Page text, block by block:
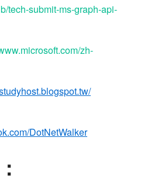
tech-submit-ms-graph-api-
zh-
DotNetWalker